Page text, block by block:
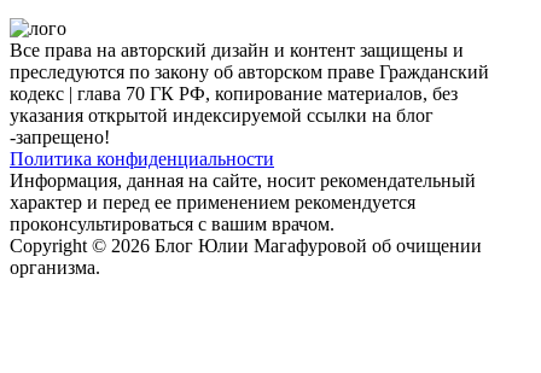
Все права на авторский дизайн и контент защищены и
преследуются по закону об авторском праве Гражданский
кодекс | глава 70 ГК РФ, копирование материалов, без
указания открытой индексируемой ссылки на блог
-запрещено!
Политика конфиденциальности
Информация, данная на сайте, носит рекомендательный
характер и перед ее применением рекомендуется
проконсультироваться с вашим врачом.
Copyright © 2026 Блог Юлии Магафуровой об очищении
организма.